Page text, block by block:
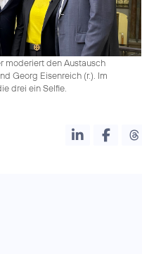
moderiert den Austausch
Georg Eisenreich (r.). Im
drei ein Selfie.